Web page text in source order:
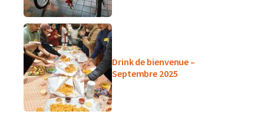
Drink de bienvenue –
Septembre 2025